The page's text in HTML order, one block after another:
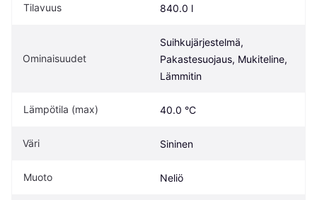
Tilavuus 840.0 l
Ominaisuudet
Suihkujärjestelmä,
Pakastesuojaus, Mukiteline,
Lämmitin
Lämpötila (max) 40.0 °C
Väri Sininen
Muoto Neliö